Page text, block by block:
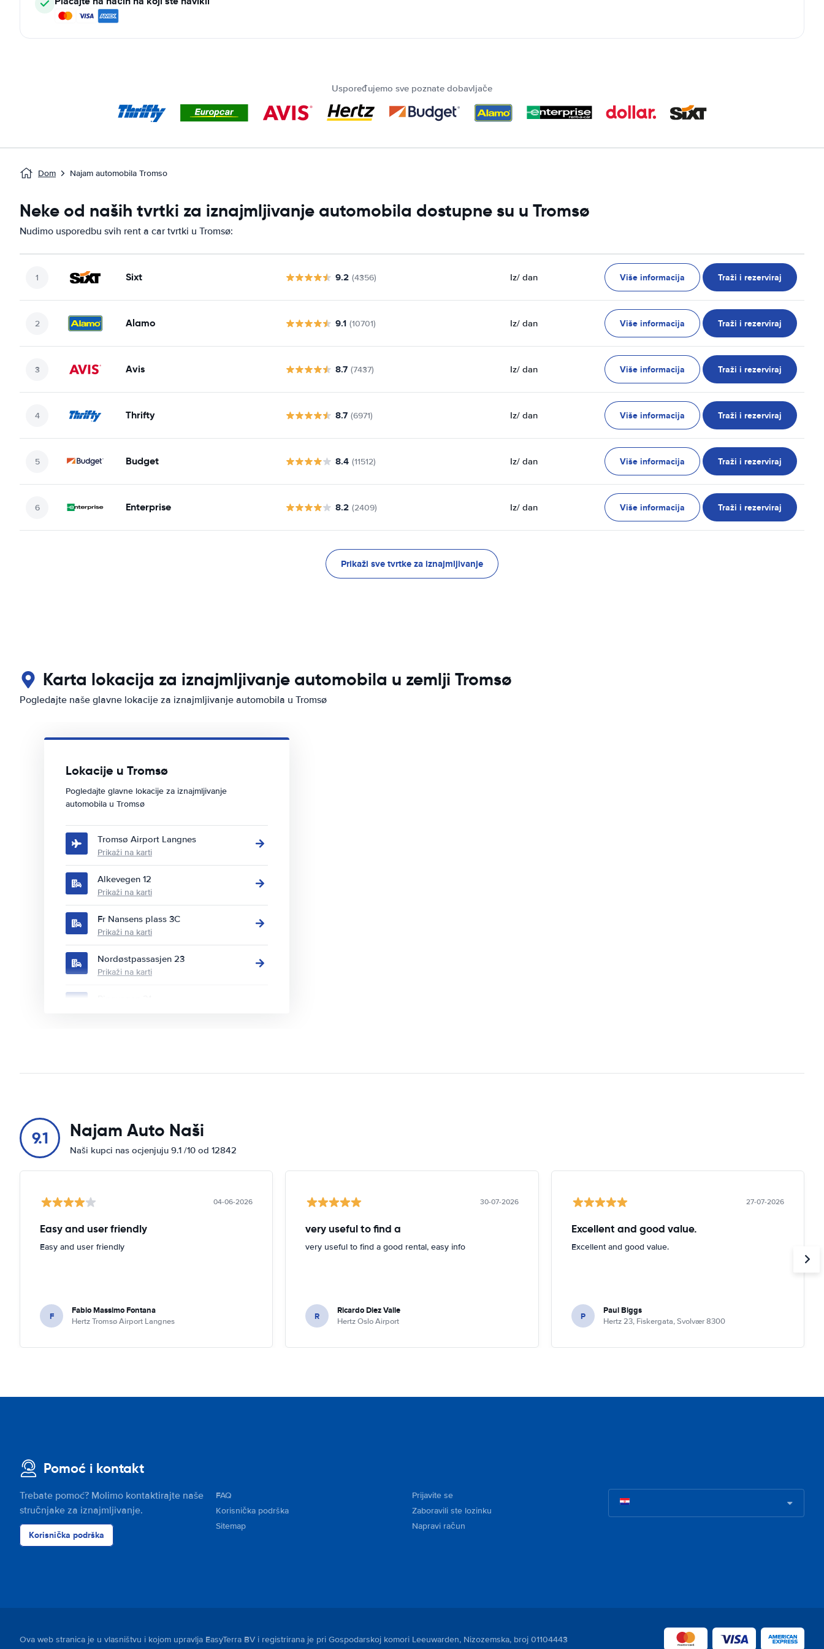
Uspoređujemo sve poznate dobavljače
Dom Najam automobila Tromso
Neke od naših tvrtki za iznajmljivanje automobila dostupne su u Tromsø
Nudimo usporedbu svih rent a car tvrtki u Tromsø:
Sixt 9.2 (4356) Iz/ dan Više informacija Traži i rezerviraj
Alamo 9.1 (10701) Iz/ dan Više informacija Traži i rezerviraj
Avis 8.7 (7437) Iz/ dan Više informacija Traži i rezerviraj
Thrifty 8.7 (6971) Iz/ dan Više informacija Traži i rezerviraj
Budget 8.4 (11512) Iz/ dan Više informacija Traži i rezerviraj
Enterprise 8.2 (2409) Iz/ dan Više informacija Traži i rezerviraj
Prikaži sve tvrtke za iznajmljivanje
Karta lokacija za iznajmljivanje automobila u zemlji Tromsø
Pogledajte naše glavne lokacije za iznajmljivanje automobila u Tromsø
Lokacije u Tromsø
Pogledajte glavne lokacije za iznajmljivanje
automobila u Tromsø
Tromsø Airport Langnes
Prikaži na karti
Alkevegen 12
Prikaži na karti
Fr Nansens plass 3C
Prikaži na karti
Nordøstpassasjen 23
Prikaži na karti
9.1 Najam Auto Naši
Naši kupci nas ocjenjuju 9.1 /10 od 12842
04-06-2026
Easy and user friendly
Easy and user friendly
F Fabio Massimo Fontana
Hertz Tromsø Airport Langnes
30-07-2026
very useful to find a
very useful to find a good rental, easy info
R Ricardo Diez Valle
Hertz Oslo Airport
27-07-2026
Excellent and good value.
Excellent and good value.
P Paul Biggs
Hertz 23, Fiskergata, Svolvær 8300
Pomoć i kontakt
Trebate pomoć? Molimo kontaktirajte naše
stručnjake za iznajmljivanje.
Korisnička podrška
FAQ
Korisnička podrška
Sitemap
Prijavite se
Zaboravili ste lozinku
Napravi račun
Ova web stranica je u vlasništvu i kojom upravlja EasyTerra BV i registrirana je pri Gospodarskoj komori Leeuwarden, Nizozemska, broj 01104443